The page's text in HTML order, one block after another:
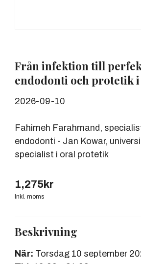
Från infektion till
endodonti och protetik i
2026-09-10
Fahimeh Farahmand,
endodonti - Jan Kowar,
specialist i oral protetik
1,275kr
Inkl. moms
Beskrivning
När: Torsdag 10 september